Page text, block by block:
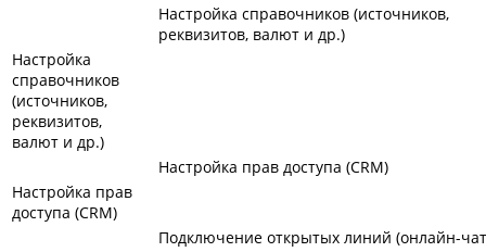
Настройка справочников (источников,
реквизитов, валют и др.)
Настройка
справочников
(источников,
реквизитов,
валют и др.)
Настройка прав доступа (CRM)
Настройка прав
доступа (CRM)
Подключение открытых линий (онлайн-